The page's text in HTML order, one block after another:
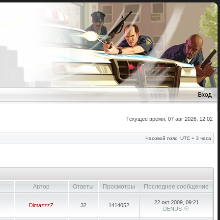
Вход
Текущее время: 07 авг 2026, 12:02
Часовой пояс: UTC + 3 часа
Автор Ответы Просмотры Последнее сообщение
DimazzzZ 32 1414052
22 окт 2009, 09:21
DENUS